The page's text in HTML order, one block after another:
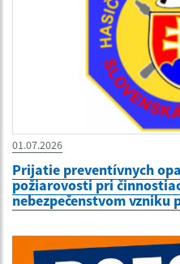
01.07.2026
Prijatie preventívnych
požiarovosti pri
nebezpečenstvom vzniku